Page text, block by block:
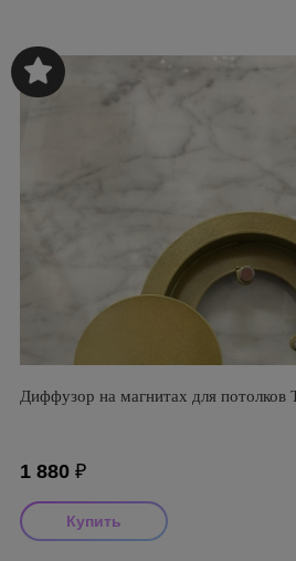
Диффузор на магнитах для потолков
1 880 ₽